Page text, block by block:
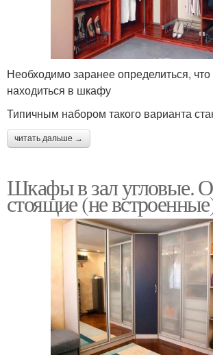
Необходимо заранее определиться,
находиться в шкафу
Типичным набором такого варианта
читать дальше →
Шкафы в зал угловые.
стоящие (не